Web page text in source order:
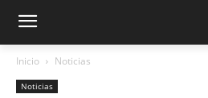
Inicio Noticias
Noticias